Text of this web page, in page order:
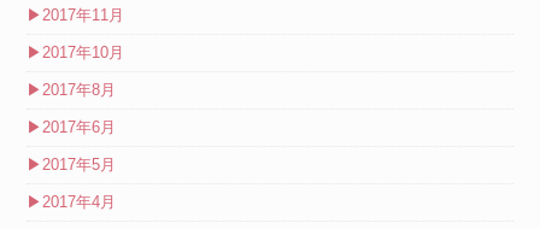
▶2017年11月
▶2017年10月
▶2017年8月
▶2017年6月
▶2017年5月
▶2017年4月